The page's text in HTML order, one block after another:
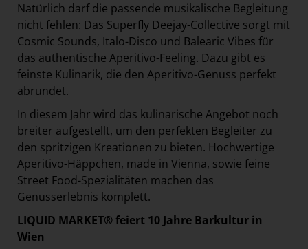
Natürlich darf die passende musikalische Begleitung
nicht fehlen: Das Superfly Deejay-Collective sorgt mit
Cosmic Sounds, Italo-Disco und Balearic Vibes für
das authentische Aperitivo-Feeling. Dazu gibt es
feinste Kulinarik, die den Aperitivo-Genuss perfekt
abrundet.
In diesem Jahr wird das kulinarische Angebot noch
breiter aufgestellt, um den perfekten Begleiter zu
den spritzigen Kreationen zu bieten. Hochwertige
Aperitivo-Häppchen, made in Vienna, sowie feine
Street Food-Spezialitäten machen das
Genusserlebnis komplett.
LIQUID MARKET® feiert 10 Jahre Barkultur in
Wien